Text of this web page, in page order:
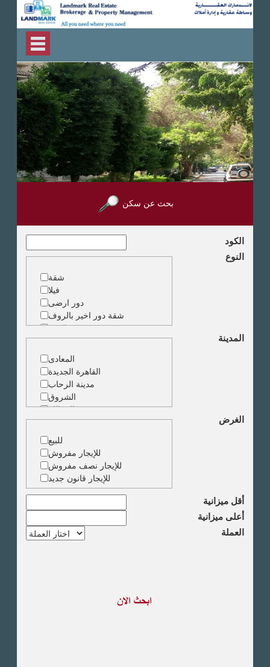
بحث عن سكن
الكود
النوع
شقة
فيلا
دور ارضى
شقة دور اخير بالروف
شقة دوبلكس
شقة حجرة واحدة
ارض
مبنى
المدينة
المعادى
القاهرة الجديدة
مدينة الرحاب
الشروق
الزمالك
جاردن سيتى
دقى
المهندسين
الجيزة
العجوزة
وسط البلد
مصر الجديدة
مدينة نصر
السادس من اكتوبر
الشيخ زايد
الغرض
للبيع
للإيجار مفروش
للإيجار نصف مفروش
للإيجار قانون جديد
أقل ميزانية
أعلى ميزانية
العملة